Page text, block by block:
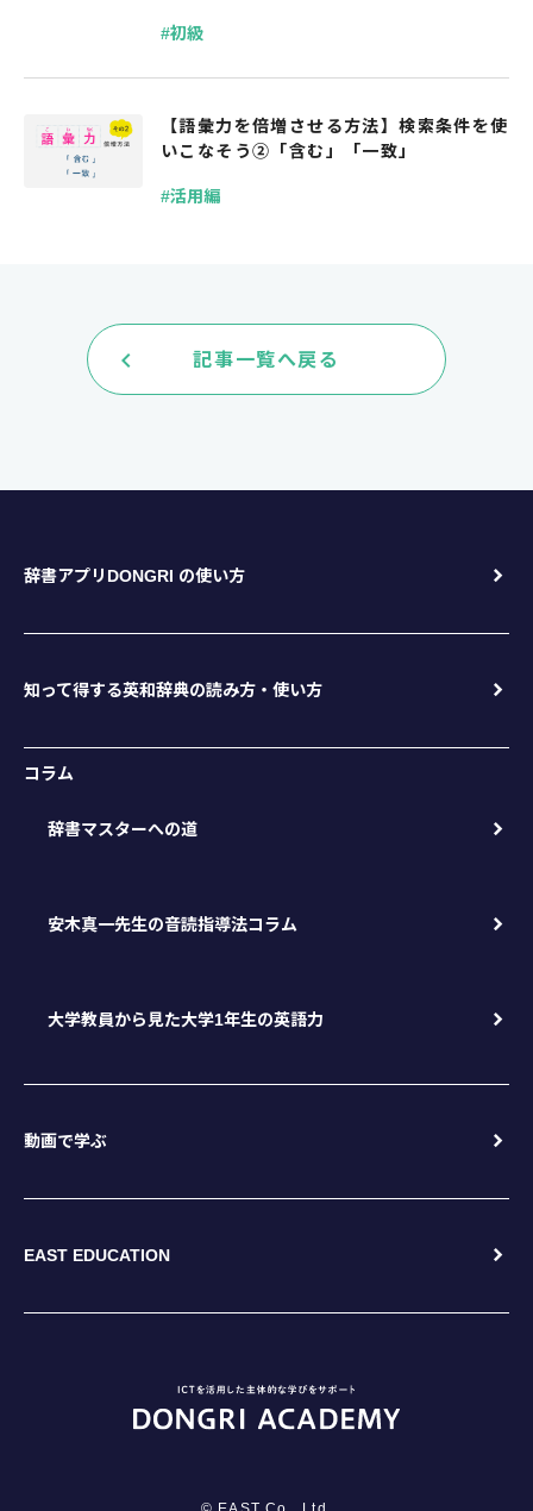
#初級
【語彙力を倍増させる方法】検索条件を使
いこなそう②「含む」「一致」
#活用編
keyboard_arrow_left 記事一覧へ戻る
辞書アプリDONGRI の使い方
知って得する英和辞典の読み方・使い方
コラム
辞書マスターへの道
安木真一先生の音読指導法コラム
大学教員から見た大学1年生の英語力
動画で学ぶ
EAST EDUCATION